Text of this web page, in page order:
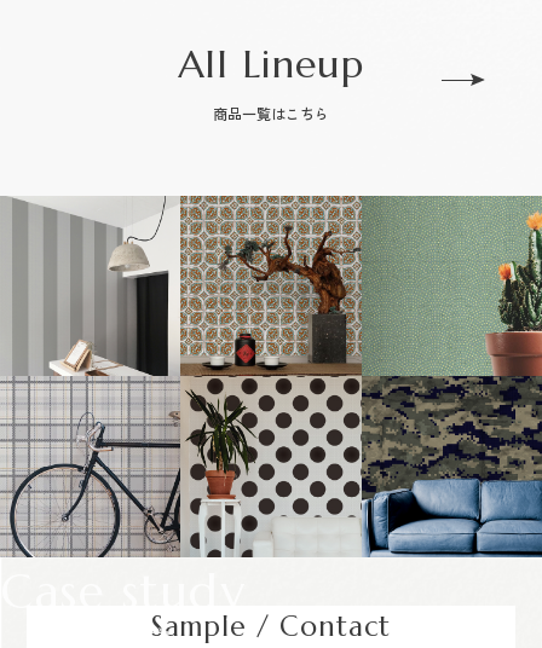
All Lineup
商品一覧はこちら
Sample / Contact